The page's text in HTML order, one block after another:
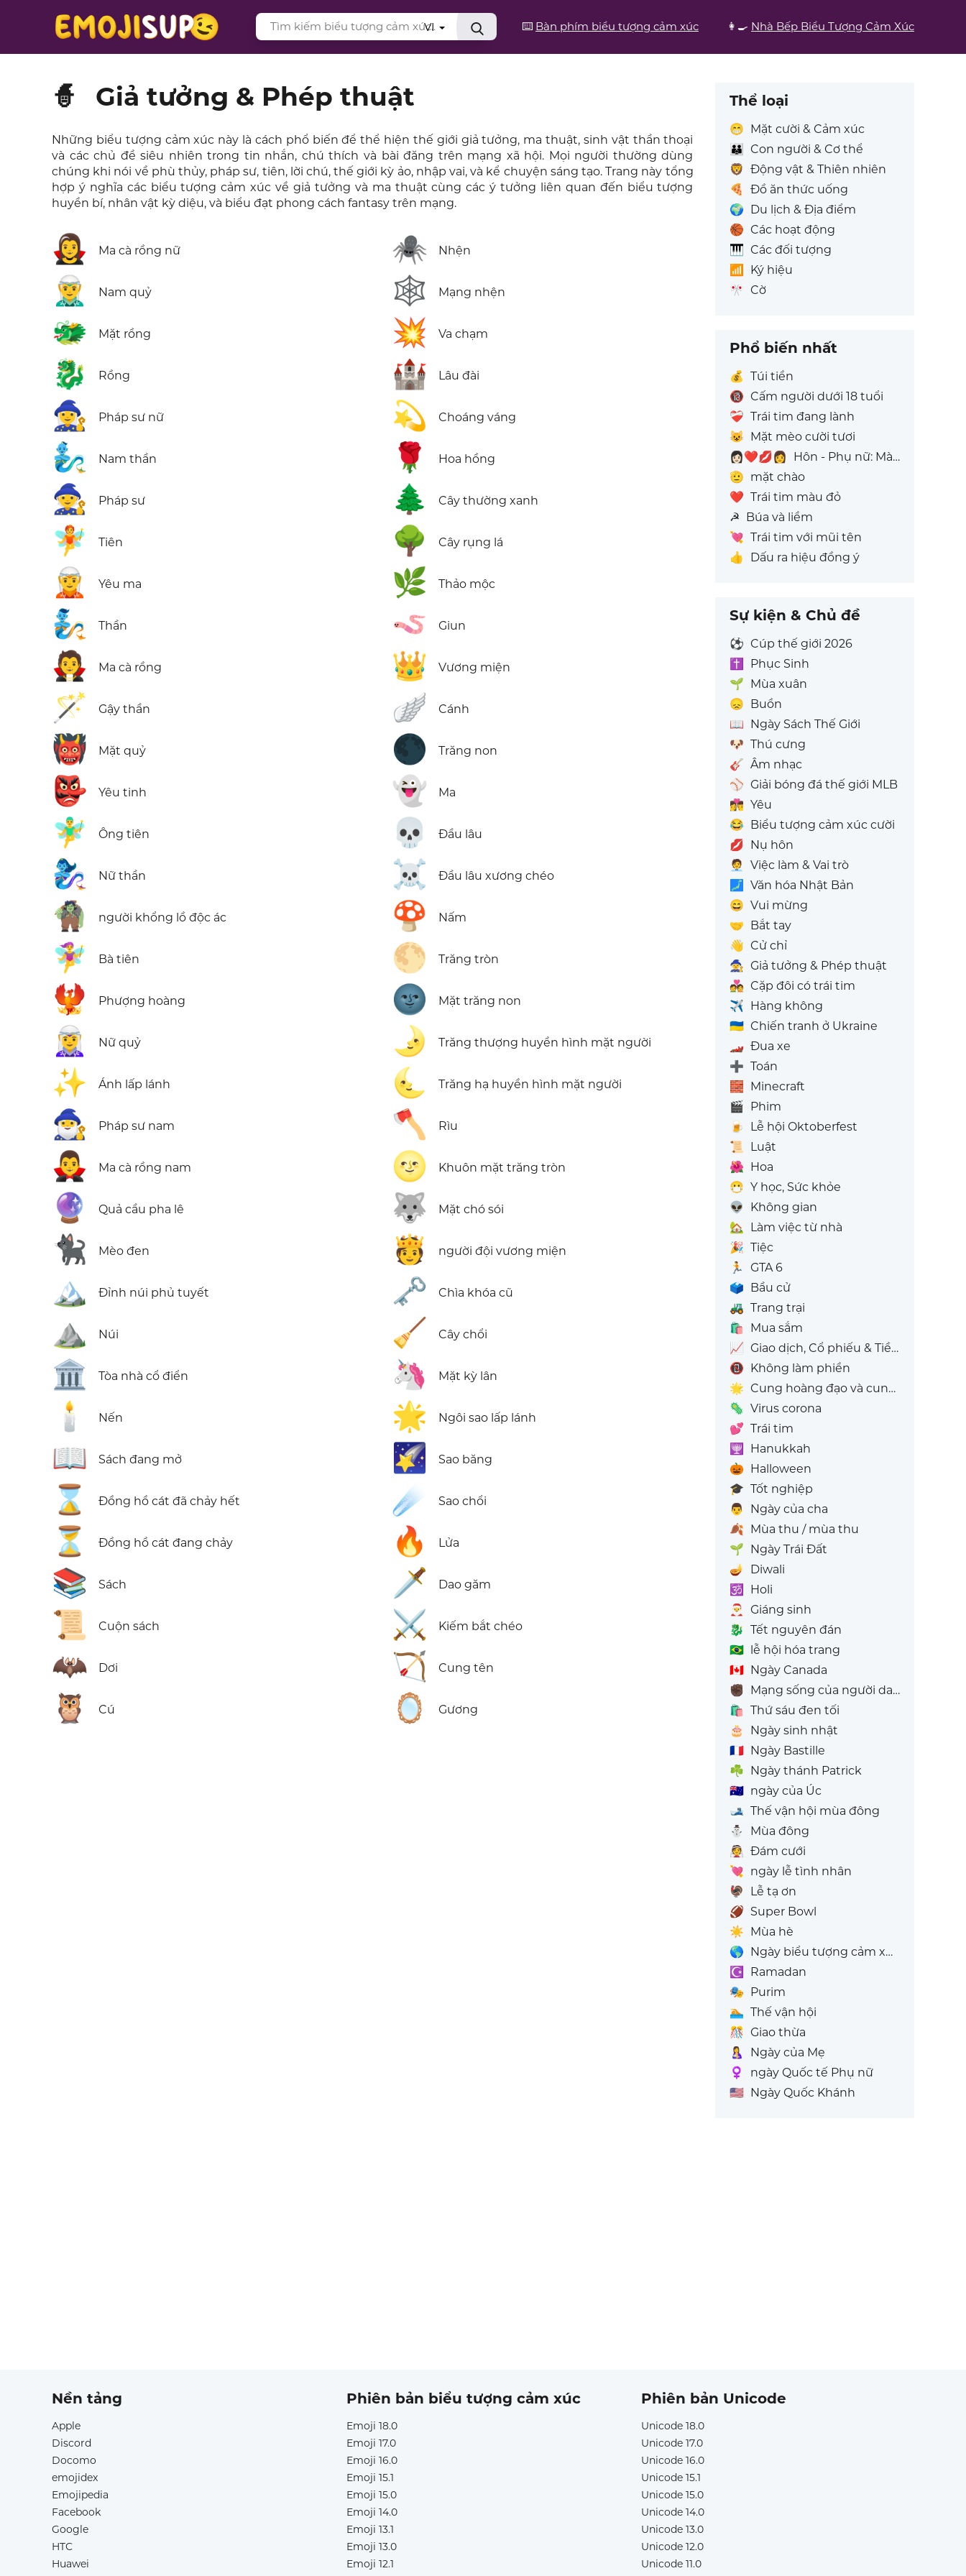
⌨️ Bàn phím biểu tượng cảm xúc 👩‍🍳 Nhà Bếp Biểu Tượng Cảm Xúc
VI
🧙 Giả tưởng & Phép thuật
Những biểu tượng cảm xúc này là cách phổ biến để thể hiện thế giới giả tưởng, ma thuật, sinh vật thần thoại
và các chủ đề siêu nhiên trong tin nhắn, chú thích và bài đăng trên mạng xã hội. Mọi người thường dùng
chúng khi nói về phù thủy, pháp sư, tiên, lời chú, thế giới kỳ ảo, nhập vai, và kể chuyện sáng tạo. Trang này tổng
hợp ý nghĩa các biểu tượng cảm xúc về giả tưởng và ma thuật cùng các ý tưởng liên quan đến biểu tượng
huyền bí, nhân vật kỳ diệu, và biểu đạt phong cách fantasy trên mạng.
🧛‍♀️ Ma cà rồng nữ
🧝‍♂️ Nam quỷ
🐲 Mặt rồng
🐉 Rồng
🧙‍♀️ Pháp sư nữ
🧞‍♂️ Nam thần
🧙 Pháp sư
🧚 Tiên
🧝 Yêu ma
🧞 Thần
🧛 Ma cà rồng
🪄 Gậy thần
👹 Mặt quỷ
👺 Yêu tinh
🧚‍♂️ Ông tiên
🧞‍♀️ Nữ thần
🧌 người khổng lồ độc ác
🧚‍♀️ Bà tiên
🐦‍🔥 Phượng hoàng
🧝‍♀️ Nữ quỷ
✨ Ánh lấp lánh
🧙‍♂️ Pháp sư nam
🧛‍♂️ Ma cà rồng nam
🔮 Quả cầu pha lê
🐈‍⬛ Mèo đen
🏔️ Đỉnh núi phủ tuyết
⛰️ Núi
🏛️ Tòa nhà cổ điển
🕯️ Nến
📖 Sách đang mở
⌛ Đồng hồ cát đã chảy hết
⏳ Đồng hồ cát đang chảy
📚 Sách
📜 Cuộn sách
🦇 Dơi
🦉 Cú
🕷️ Nhện
🕸️ Mạng nhện
💥 Va chạm
🏰 Lâu đài
💫 Choáng váng
🌹 Hoa hồng
🌲 Cây thường xanh
🌳 Cây rụng lá
🌿 Thảo mộc
🪱 Giun
👑 Vương miện
🪽 Cánh
🌑 Trăng non
👻 Ma
💀 Đầu lâu
☠️ Đầu lâu xương chéo
🍄 Nấm
🌕 Trăng tròn
🌚 Mặt trăng non
🌛 Trăng thượng huyền hình mặt người
🌜 Trăng hạ huyền hình mặt người
🪓 Rìu
🌝 Khuôn mặt trăng tròn
🐺 Mặt chó sói
🫅 người đội vương miện
🗝️ Chìa khóa cũ
🧹 Cây chổi
🦄 Mặt kỳ lân
🌟 Ngôi sao lấp lánh
🌠 Sao băng
☄️ Sao chổi
🔥 Lửa
🗡️ Dao găm
⚔️ Kiếm bắt chéo
🏹 Cung tên
🪞 Gương
Thể loại
😁 Mặt cười & Cảm xúc
👪
Con người & Cơ thể
🦁 Động vật & Thiên nhiên
🍕
Đồ ăn thức uống
🌍 Du lịch & Địa điểm
🏀 Các hoạt động
🎹 Các đối tượng
📶
Ký hiệu
🎌 Cờ
Phổ biến nhất
💰 Túi tiền
🔞 Cấm người dưới 18 tuổi
❤️‍🩹 Trái tim đang lành
😺 Mặt mèo cười tươi
👩🏻‍❤️‍💋‍👩
Hôn - Phụ nữ: Màu da sáng, Phụ nữ: Không Có Màu Da
🫡 mặt chào
❤️ Trái tim màu đỏ
☭ Búa và liềm
💘 Trái tim với mũi tên
👍
Dấu ra hiệu đồng ý
Sự kiện & Chủ đề
⚽ Cúp thế giới 2026
✝️
Phục Sinh
🌱 Mùa xuân
😞 Buồn
📖 Ngày Sách Thế Giới
🐶 Thú cưng
🎸 Âm nhạc
⚾ Giải bóng đá thế giới MLB
👩‍❤️‍💋‍👨 Yêu
😂 Biểu tượng cảm xúc cười
💋 Nụ hôn
🧑‍💼
Việc làm & Vai trò
🗾 Văn hóa Nhật Bản
😄 Vui mừng
🤝 Bắt tay
👋 Cử chỉ
🧙 Giả tưởng & Phép thuật
💑 Cặp đôi có trái tim
✈️ Hàng không
🇺🇦 Chiến tranh ở Ukraine
🏎️ Đua xe
➕ Toán
🧱 Minecraft
🎬 Phim
🍺
Lễ hội Oktoberfest
📜
Luật
🌺 Hoa
😷 Y học, Sức khỏe
👽
Không gian
🏡
Làm việc từ nhà
🎉 Tiệc
🏃
GTA 6
🗳️ Bầu cử
🚜 Trang trại
🛍️
Mua sắm
📈 Giao dịch, Cổ phiếu & Tiền điện tử
📵 Không làm phiền
🌟 Cung hoàng đạo và cung sao
🦠 Virus corona
💕 Trái tim
🕎
Hanukkah
🎃 Halloween
🎓 Tốt nghiệp
👨
Ngày của cha
🍂 Mùa thu / mùa thu
🌱 Ngày Trái Đất
🪔
Diwali
🕉️
Holi
🎅
Giáng sinh
🐉 Tết nguyên đán
🇧🇷 lễ hội hóa trang
🇨🇦 Ngày Canada
✊🏿 Mạng sống của người da đen cũng đáng giá
🛍️ Thứ sáu đen tối
🎂
Ngày sinh nhật
🇫🇷 Ngày Bastille
☘️ Ngày thánh Patrick
🇦🇺 ngày của Úc
🎿 Thế vận hội mùa đông
⛄
Mùa đông
👰 Đám cưới
💘 ngày lễ tình nhân
🦃
Lễ tạ ơn
🏈 Super Bowl
☀️ Mùa hè
🌎 Ngày biểu tượng cảm xúc thế giới
☪️
Ramadan
🎭 Purim
🏊 Thế vận hội
🎊 Giao thừa
🤱
Ngày của Mẹ
♀️
ngày Quốc tế Phụ nữ
🇺🇸 Ngày Quốc Khánh
Nền tảng
Apple
Discord
Docomo
emojidex
Emojipedia
Facebook
Google
HTC
Huawei
Phiên bản biểu tượng cảm xúc
Emoji 18.0
Emoji 17.0
Emoji 16.0
Emoji 15.1
Emoji 15.0
Emoji 14.0
Emoji 13.1
Emoji 13.0
Emoji 12.1
Phiên bản Unicode
Unicode 18.0
Unicode 17.0
Unicode 16.0
Unicode 15.1
Unicode 15.0
Unicode 14.0
Unicode 13.0
Unicode 12.0
Unicode 11.0